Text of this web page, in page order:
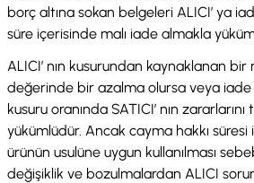
borç altına sokan belgeleri ALICI’ ya
süre içerisinde malı iade almakla
ALICI’ nın kusurundan kaynaklanan bir
değerinde bir azalma olursa veya iade
kusuru oranında SATICI’ nın
yükümlüdür. Ancak cayma hakkı süresi
ürünün usulüne uygun kullanılması
değişiklik ve bozulmalardan ALICI